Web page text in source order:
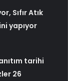
Sıfır Atık
yapıyor
tarihi
26